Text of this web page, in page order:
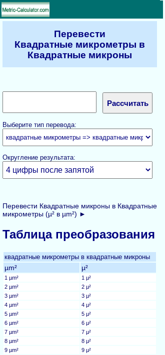
Перевести
Квадратные микрометры в
Квадратные микроны
Выберите тип перевода:
Округление результата:
Перевести Квадратные микроны в Квадратные
микрометры (µ² в µm²) ►
Таблица преобразования
квадратные микрометры в квадратные микроны
µm² µ²
1 µm²
1 µ²
2 µm²
2 µ²
3 µm²
3 µ²
4 µm²
4 µ²
5 µm²
5 µ²
6 µm²
6 µ²
7 µm²
7 µ²
8 µm²
8 µ²
9 µm²
9 µ²